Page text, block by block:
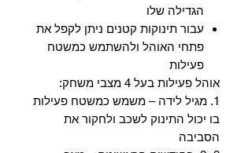
הגדילה שלו
עבור תינוקות קטנים ניתן לקפל את
פתחי האוהל ולהשתמש כמשטח
פעילות
אוהל פעילות בעל 4 מצבי משחק:
1. מגיל לידה – משמש כמשטח פעילות
בו יכול התינוק לשכב ולחקור את
הסביבה